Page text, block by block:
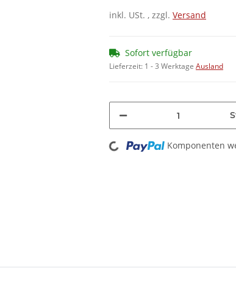
inkl. USt. , zzgl. Versand
Sofort verfügbar
Lieferzeit: 1 - 3 Werktage Ausland
Loading... Komponenten